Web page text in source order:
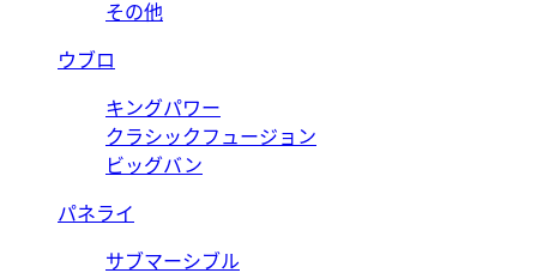
その他
ウブロ
キングパワー
クラシックフュージョン
ビッグバン
パネライ
サブマーシブル